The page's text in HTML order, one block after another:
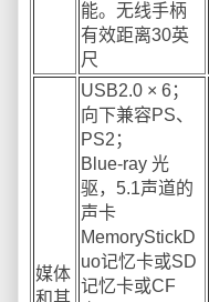
能。无线手柄
有效距离30英
尺
媒体
USB2.0 × 6；
向下兼容PS、
PS2；
Blue-ray 光
驱，5.1声道的
声卡
MemoryStickD
uo记忆卡或SD
记忆卡或CF